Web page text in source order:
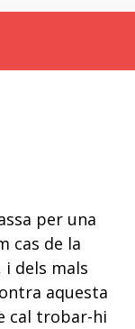
per una
cas de la
dels mals
aquesta
cal trobar-hi